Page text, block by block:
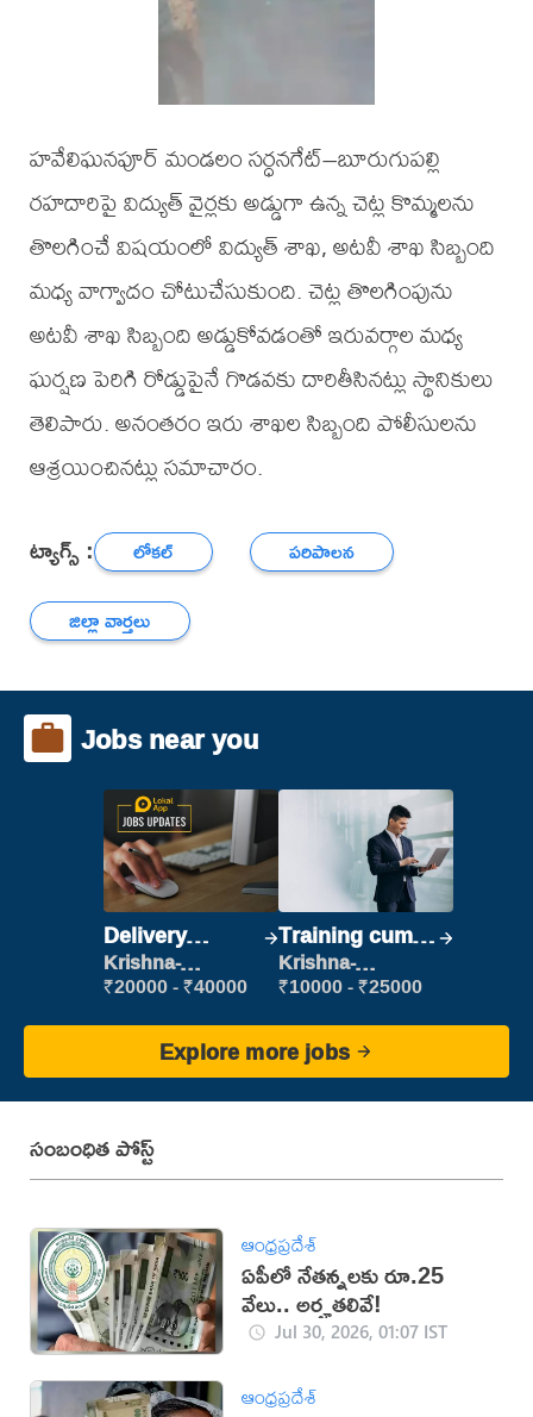
హవేలిఘనపూర్ మండలం సర్ధనగేట్–బూరుగుపల్లి
రహదారిపై విద్యుత్ వైర్లకు అడ్డుగా ఉన్న చెట్ల కొమ్మలను
తొలగించే విషయంలో విద్యుత్ శాఖ, అటవీ శాఖ సిబ్బంది
మధ్య వాగ్వాదం చోటుచేసుకుంది. చెట్ల తొలగింపును
అటవీ శాఖ సిబ్బంది అడ్డుకోవడంతో ఇరువర్గాల మధ్య
ఘర్షణ పెరిగి రోడ్డుపైనే గొడవకు దారితీసినట్లు స్థానికులు
తెలిపారు. అనంతరం ఇరు శాఖల సిబ్బంది పోలీసులను
ఆశ్రయించినట్లు సమాచారం.
ట్యాగ్స్ : లోకల్
పరిపాలన
జిల్లా వార్తలు
Jobs near you
Delivery
Executive
Krishna-
vijayawada
₹20000 - ₹40000
Training cum
Placement
Krishna-
vijayawada
₹10000 - ₹25000
Explore more jobs
సంబంధిత పోస్ట్
ఆంధ్రప్రదేశ్
ఏపీలో నేతన్నలకు రూ.25
వేలు.. అర్హతలివే!
Jul 30, 2026, 01:07 IST
ఆంధ్రప్రదేశ్